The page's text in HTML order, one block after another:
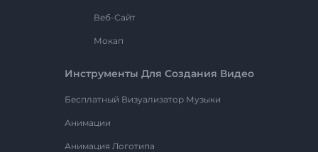
Веб-Сайт
Мокап
Инструменты Для Создания Видео
Бесплатный Визуализатор Музыки
Анимации
Анимация Логотипа